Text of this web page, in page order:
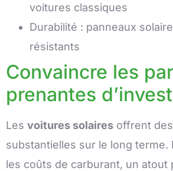
voitures classiques
Durabilité : panneaux
résistants
Convaincre les
prenantes
Les voitures solaires offrent
substantielles sur le long terme.
les coûts de carburant, un atout